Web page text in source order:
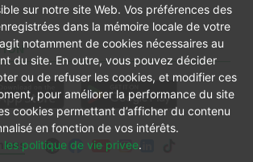
sur notre site Web. Vos préférences des
dans la mémoire locale de votre
notamment de cookies nécessaires au
du site. En outre, vous pouvez décider
ou de refuser les cookies, et modifier ces
pour améliorer la performance du site
cookies permettant d’afficher du contenu
en fonction de vos intérêts.
les politique de vie privee.